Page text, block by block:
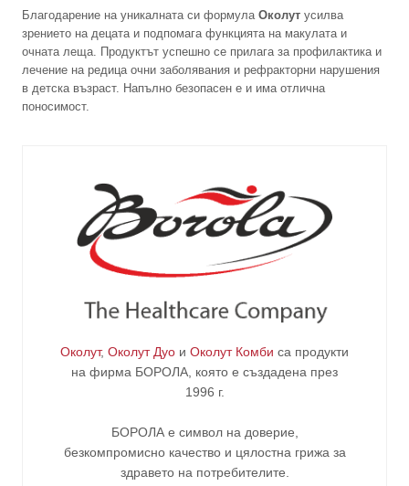
Благодарение на уникалната си формула Околут усилва
зрението на децата и подпомага функцията на макулата и
очната леща. Продуктът успешно се прилага за профилактика и
лечение на редица очни заболявания и рефракторни нарушения
в детска възраст. Напълно безопасен е и има отлична
поносимост.
Околут, Околут Дуо и Околут Комби са продукти
на фирма БОРОЛА , която е създадена през
1996 г.
БОРОЛА е символ на доверие,
безкомпромисно качество и цялостна грижа за
здравето на потребителите